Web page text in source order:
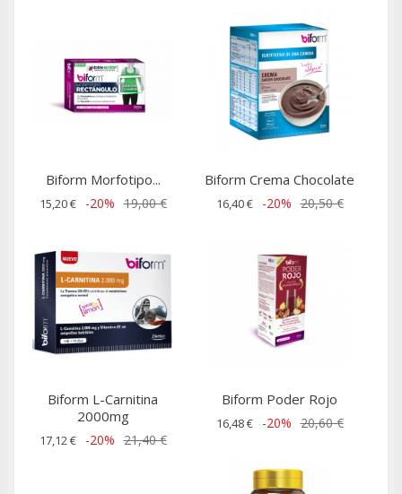
Biform Morfotipo...
15,20 € -20% 19,00 €
Biform Crema Chocolate
16,40 € -20% 20,50 €
Biform L-Carnitina
2000mg
17,12 € -20% 21,40 €
Biform Poder Rojo
16,48 € -20% 20,60 €